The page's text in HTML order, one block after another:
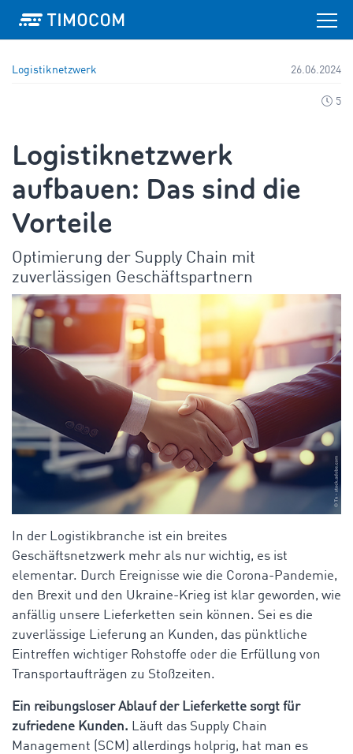
Logistiknetzwerk 26.06.2024
5
Logistiknetzwerk
aufbauen: Das sind die
Vorteile
Optimierung der Supply Chain mit
zuverlässigen Geschäftspartnern
In der Logistikbranche ist ein breites
Geschäftsnetzwerk mehr als nur wichtig, es ist
elementar. Durch Ereignisse wie die Corona-Pandemie,
den Brexit und den Ukraine-Krieg ist klar geworden, wie
anfällig unsere Lieferketten sein können. Sei es die
zuverlässige Lieferung an Kunden, das pünktliche
Eintreffen wichtiger Rohstoffe oder die Erfüllung von
Transportaufträgen zu Stoßzeiten.
Ein reibungsloser Ablauf der Lieferkette sorgt für
zufriedene Kunden. Läuft das Supply Chain
Management (SCM) allerdings holprig, hat man es